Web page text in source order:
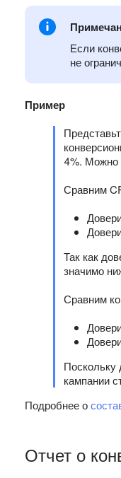
Если
не
Пример
4%. Можно
Сравним
Так как
значимо
Сравним
Поскольку
кампании
Подробнее о
Отчет о